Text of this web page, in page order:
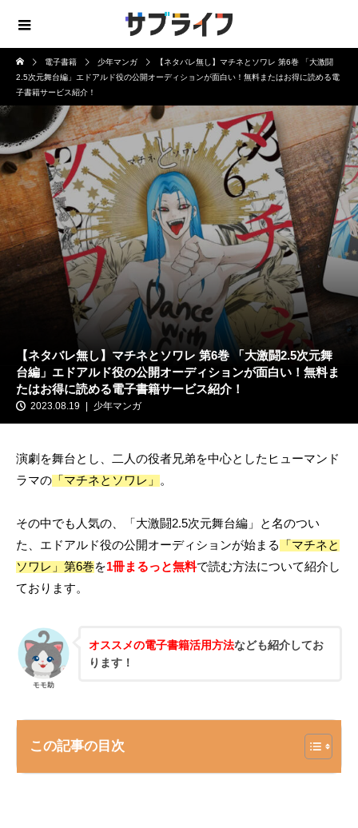
電子書籍 少年マンガ
【ネタバレ無し】マチネとソワレ 第6巻 「大激闘
2.5次元舞台編」エドアルド役の公開オーディションが面白い！無料またはお得に読める電
子書籍サービス紹介！
【ネタバレ無し】マチネとソワレ 第6巻 「大激闘2.5次元舞
台編」エドアルド役の公開オーディションが面白い！無料ま
たはお得に読める電子書籍サービス紹介！
2023.08.19 少年マンガ
演劇を舞台とし、二人の役者兄弟を中心としたヒューマンド
ラマの 「マチネとソワレ」 。
その中でも人気の、「大激闘2.5次元舞台編」と名のつい
た、エドアルド役の公開オーディションが始まる
「マチネと
ソワレ」第6巻を1冊まるっと無料で読む方法について紹介し
ております。
モモ助
オススメの電子書籍活用方法なども紹介してお
ります！
この記事の目次